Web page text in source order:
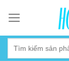
content